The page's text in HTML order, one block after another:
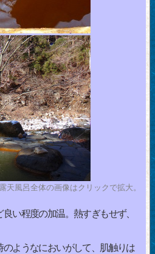
天風呂全体の画像はクリックで拡大。
い程度の加温。熱すぎもせず、
ようなにおいがして、肌触りは